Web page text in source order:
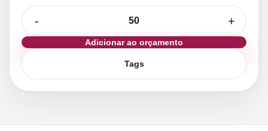
- +
Adicionar ao orçamento
Tags